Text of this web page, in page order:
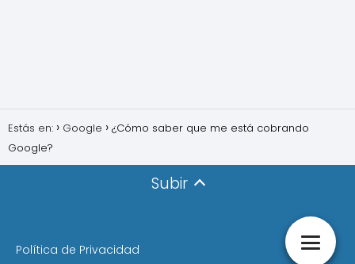
Estás en: Google
¿Cómo saber que me está cobrando
Google?
Subir
Política de Privacidad